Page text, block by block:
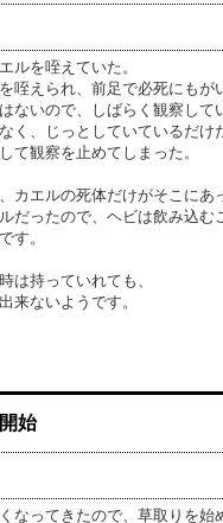
ルを咥えていた。
咥えられ、前足で必死にもが
ないので、しばらく観察して
く、じっとしていているだけ
て観察を止めてしまった。
カエルの死体だけがそこにあ
だったので、ヘビは飲み込む
す。
は持っていれても、
来ないようです。
始
なってきたので、草取りを始